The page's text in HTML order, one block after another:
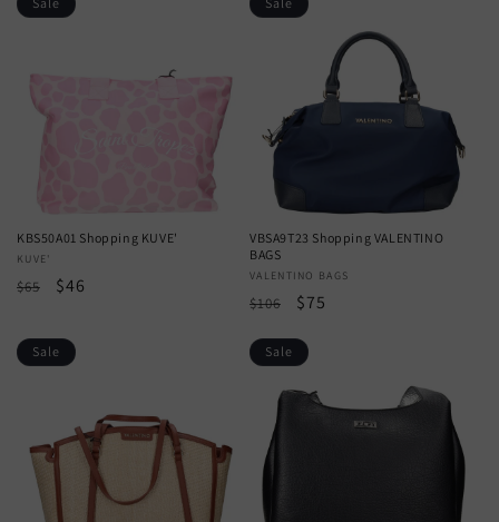
KBS50A01 Shopping KUVE'
Vendor:
KUVE'
Regular
$65
Sale
$46
VBSA9T23 Shopping VALENTINO
BAGS
Vendor:
VALENTINO BAGS
Regular
$106
Sale
$75
Sale Sale